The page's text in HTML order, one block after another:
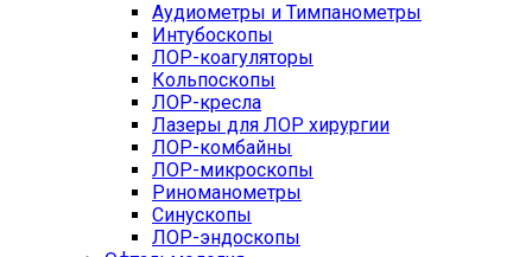
Аудиометры и Тимпанометры
Интубоскопы
ЛОР-коагуляторы
Кольпоскопы
ЛОР-кресла
Лазеры для ЛОР хирургии
ЛОР-комбайны
ЛОР-микроскопы
Риноманометры
Синускопы
ЛОР-эндоскопы